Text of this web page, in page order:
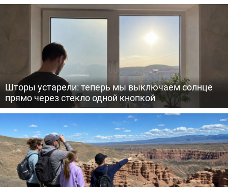
Шторы устарели: теперь мы выключаем солнце
прямо через стекло одной кнопкой